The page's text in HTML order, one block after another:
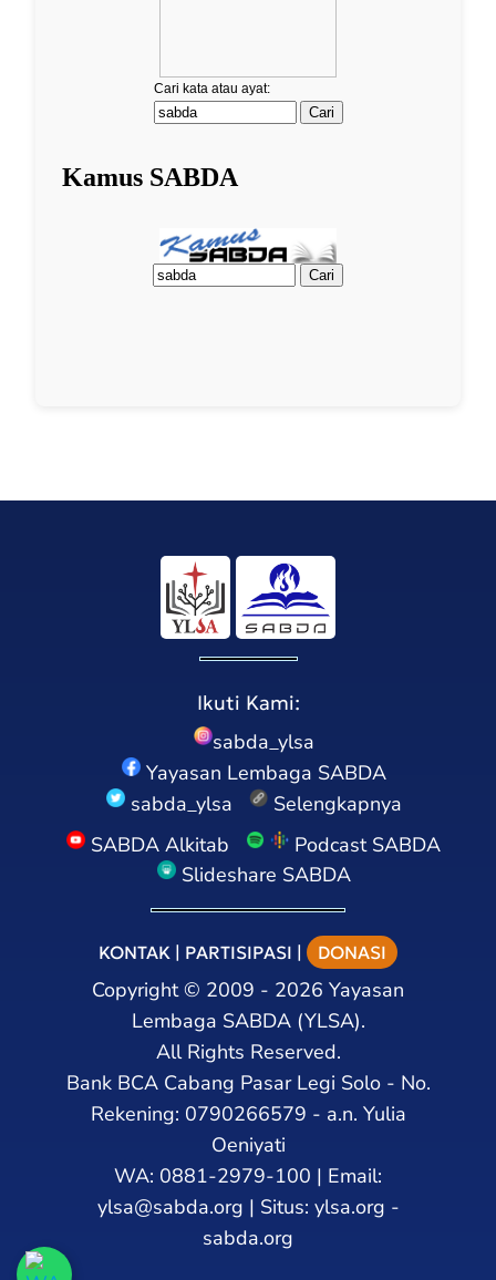
Ikuti Kami:
sabda_ylsa
Yayasan Lembaga SABDA
sabda_ylsa
Selengkapnya
SABDA Alkitab
Podcast SABDA
Slideshare SABDA
KONTAK | PARTISIPASI | DONASI
Copyright© 2009 - 2026 Yayasan
Lembaga SABDA (YLSA).
All Rights Reserved.
Bank BCA Cabang Pasar Legi Solo - No.
Rekening: 0790266579 - a.n. Yulia
Oeniyati
WA: 0881-2979-100 | Email:
ylsa@sabda.org | Situs: ylsa.org -
sabda.org